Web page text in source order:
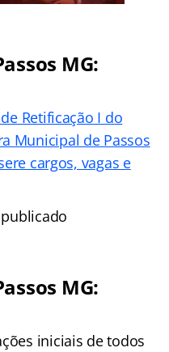
MG:
Retificação I do
Municipal de Passos
cargos, vagas e
MG:
iniciais de todos